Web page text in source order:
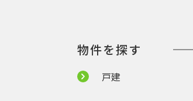
物件を探す
戸建